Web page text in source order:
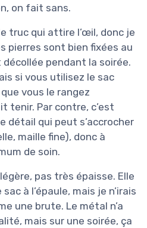
on fait sans.
truc qui attire l’œil, donc je
pierres sont bien fixées au
décollée pendant la soirée.
si vous utilisez le sac
vous le rangez
tenir. Par contre, c’est
détail qui peut s’accrocher
maille fine), donc à
de soin.
pas très épaisse. Elle
à l’épaule, mais je n’irais
une brute. Le métal n’a
mais sur une soirée, ça